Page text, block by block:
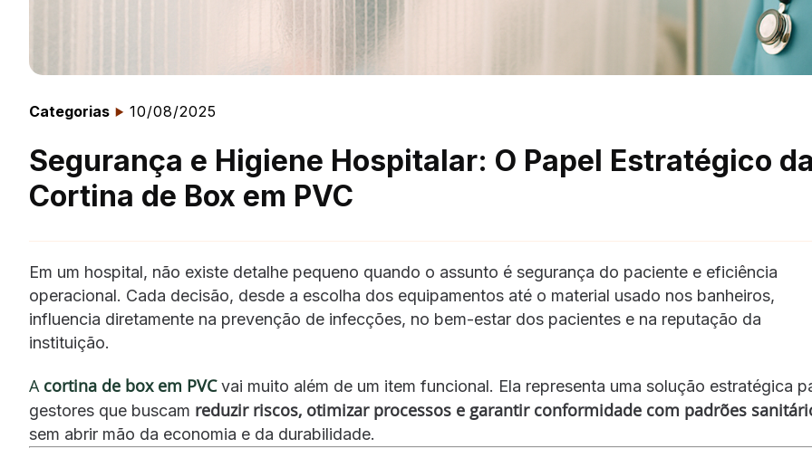
Categorias 10/08/2025
Segurança e Higiene Hospitalar: O Papel Estratégico da
Cortina de Box em PVC
Em um hospital, não existe detalhe pequeno quando o assunto é segurança do paciente e eficiência
operacional. Cada decisão, desde a escolha dos equipamentos até o material usado nos banheiros,
influencia diretamente na prevenção de infecções, no bem-estar dos pacientes e na reputação da
instituição.
A cortina de box em PVCvai muito além de um item funcional. Ela representa uma solução estratégica
gestores que buscam reduzir riscos, otimizar processos e garantir conformidade com padrões
sem abrir mão da economia e da durabilidade.